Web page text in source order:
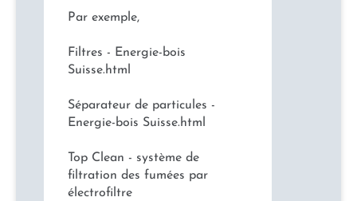
Par exemple,
Filtres - Energie-bois
Suisse.html
Séparateur de particules -
Energie-bois Suisse.html
Top Clean - système de
filtration des fumées par
électrofiltre